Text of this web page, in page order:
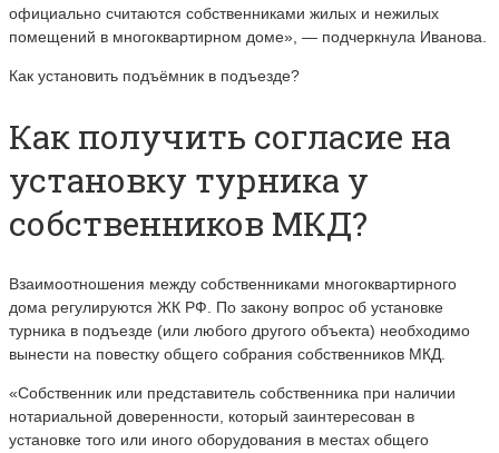
официально считаются собственниками жилых и нежилых
помещений в многоквартирном доме», — подчеркнула Иванова.
Как установить подъёмник в подъезде?
Как получить согласие на
установку турника у
собственников МКД?
Взаимоотношения между собственниками многоквартирного
дома регулируются ЖК РФ. По закону вопрос об установке
турника в подъезде (или любого другого объекта) необходимо
вынести на повестку общего собрания собственников МКД.
«Собственник или представитель собственника при наличии
нотариальной доверенности, который заинтересован в
установке того или иного оборудования в местах общего